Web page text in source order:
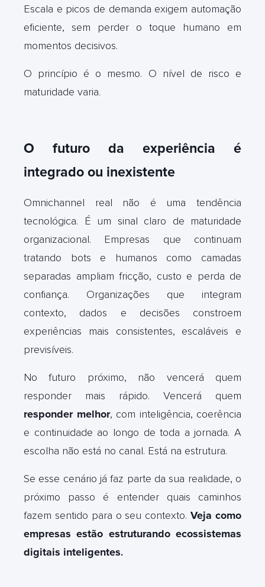
Escala e picos de demanda exigem automação
eficiente, sem perder o toque humano em
momentos decisivos.
O princípio é o mesmo. O nível de risco e
maturidade varia.
O futuro da experiência é
integrado ou inexistente
Omnichannel real não é uma tendência
tecnológica. É um sinal claro de maturidade
organizacional. Empresas que continuam
tratando bots e humanos como camadas
separadas ampliam fricção, custo e perda de
confiança. Organizações que integram
contexto, dados e decisões constroem
experiências mais consistentes, escaláveis e
previsíveis.
No futuro próximo, não vencerá quem
responder mais rápido. Vencerá quem
responder melhor, com inteligência, coerência
e continuidade ao longo de toda a jornada. A
escolha não está no canal. Está na estrutura.
Se esse cenário já faz parte da sua realidade, o
próximo passo é entender quais caminhos
fazem sentido para o seu contexto.Veja como
empresas estão estruturando ecossistemas
digitais inteligentes.